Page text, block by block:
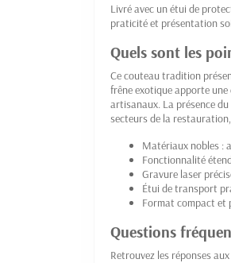
Livré avec un étui de
praticité et présentation
Quels sont les
Ce couteau tradition
frêne exotique apporte
artisanaux. La présence
secteurs de la
Matériaux nobles :
Fonctionnalité
Gravure laser
Étui de transport
Format compact et
Questions
Retrouvez les réponses